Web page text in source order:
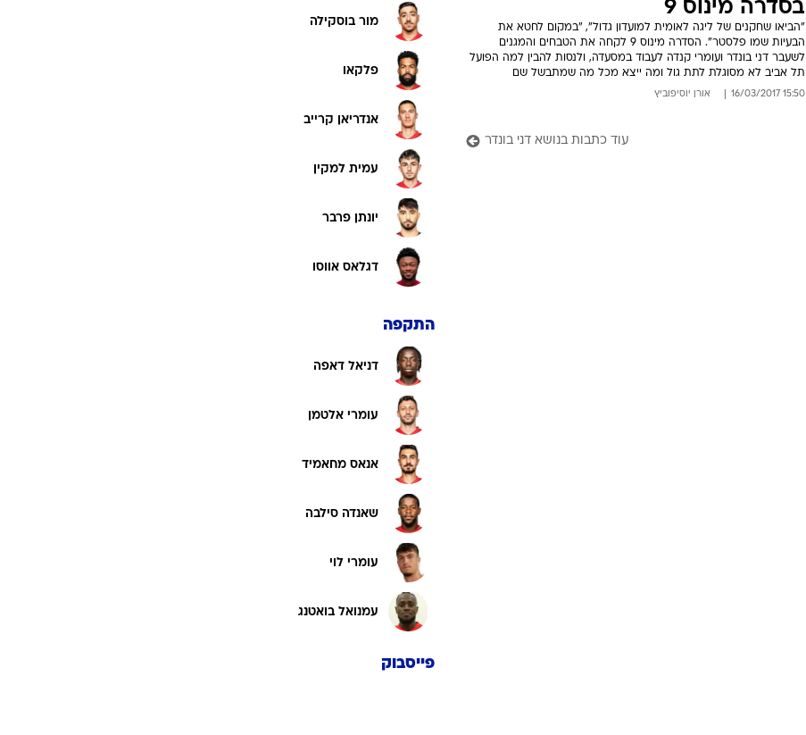
בסדרה מינוס 9
"הביאו שחקנים של ליגה לאומית למועדון גדול", "במקום לחטא את
הבעיות שמו פלסטר". הסדרה מינוס 9 לקחה את הטבחים והמגנים
לשעבר דני בונדר ועומרי קנדה לעבוד במסעדה, ולנסות להבין למה הפועל
תל אביב לא מסוגלת לתת גול ומה ייצא מכל מה שמתבשל שם
15:50 16/03/2017 אורן יוסיפוביץ
עוד כתבות בנושא דני בונדר
מור בוסקילה
פלקאו
אנדריאן קרייב
עמית למקין
יונתן פרבר
דגלאס אווסו
התקפה
דניאל דאפה
עומרי אלטמן
אנאס מחאמיד
שאנדה סילבה
עומרי לוי
עמנואל בואטנג
פייסבוק